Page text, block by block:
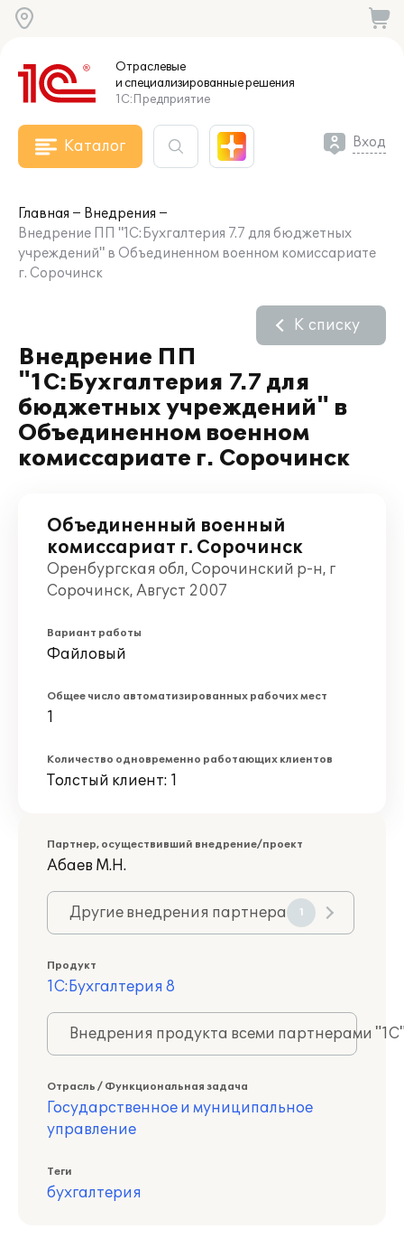
Отраслевые
и специализированныерешения
1С:Предприятие
Каталог Вход
Главная
Внедрения
Внедрение ПП "1С:Бухгалтерия 7.7 для бюджетных
учреждений" в Объединенном военном комиссариате
г. Сорочинск
Внедрение ПП
"1С:Бухгалтерия 7.7 для
бюджетных учреждений" в
Объединенном военном
комиссариате г. Сорочинск
К списку
Объединенный военный
комиссариат г. Сорочинск
Оренбургская обл, Сорочинский р-н, г
Сорочинск, Август 2007
Вариант работы
Файловый
Общее число автоматизированных рабочих мест
1
Количество одновременно работающих клиентов
Толстый клиент: 1
Партнер, осуществивший внедрение/проект
Абаев М.Н.
Другие внедрения партнера 1
Продукт
1С:Бухгалтерия 8
Внедрения продукта всеми партнерами
Отрасль / Функциональная задача
Государственное и муниципальное
управление
Теги
бухгалтерия